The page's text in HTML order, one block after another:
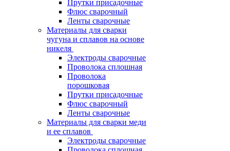
Прутки присадочные
Флюс сварочный
Ленты сварочные
Материалы для сварки
чугуна и сплавов на основе
никеля
Электроды сварочные
Проволока сплошная
Проволока
порошковая
Прутки присадочные
Флюс сварочный
Ленты сварочные
Материалы для сварки меди
и ее сплавов
Электроды сварочные